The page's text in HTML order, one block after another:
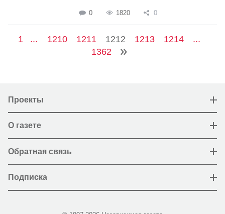
0 1820 0
1 ... 1210 1211 1212 1213 1214
...
1362
Проекты
О газете
Обратная связь
Подписка